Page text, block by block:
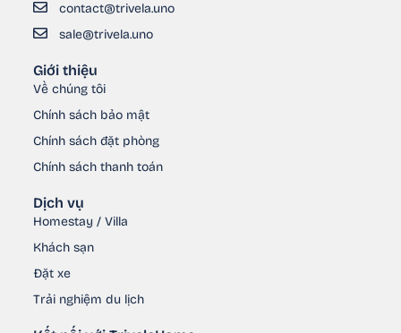
contact@trivela.uno
sale@trivela.uno
Giới thiệu
Về chúng tôi
Chính sách bảo mật
Chính sách đặt phòng
Chính sách thanh toán
Dịch vụ
Homestay / Villa
Khách sạn
Đặt xe
Trải nghiệm du lịch